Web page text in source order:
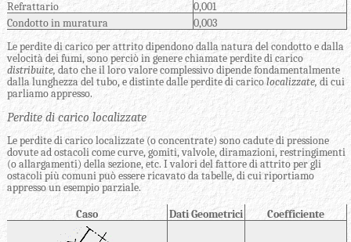
Refrattario
0,001
Condotto in muratura
0,003
Le perdite di carico per attrito dipendono dalla natura del condotto e dalla
velocità dei fumi, sono perciò in genere chiamate perdite di carico
distribuite, dato che il loro valore complessivo dipende fondamentalmente
dalla lunghezza del tubo, e distinte dalle perdite di caricolocalizzate, di cui
parliamo appresso.
Perdite di carico localizzate
Le perdite di carico localizzate (o concentrate) sono cadute di pressione
dovute ad ostacoli come curve, gomiti, valvole, diramazioni, restringimenti
(o allargamenti) della sezione, etc. I valori del fattore di attrito per gli
ostacoli più comuni può essere ricavato da tabelle, di cui riportiamo
appresso un esempio parziale.
Caso Dati Geometrici Coefficiente